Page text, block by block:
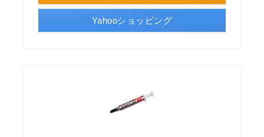
Yahooショッピング